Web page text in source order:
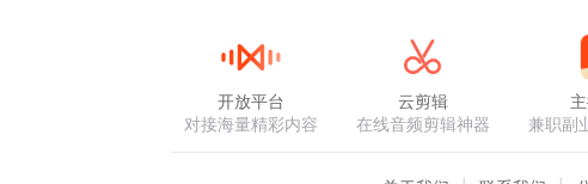
开放平台
对接海量精彩内容
云剪辑
在线音频剪辑神器
兼职副